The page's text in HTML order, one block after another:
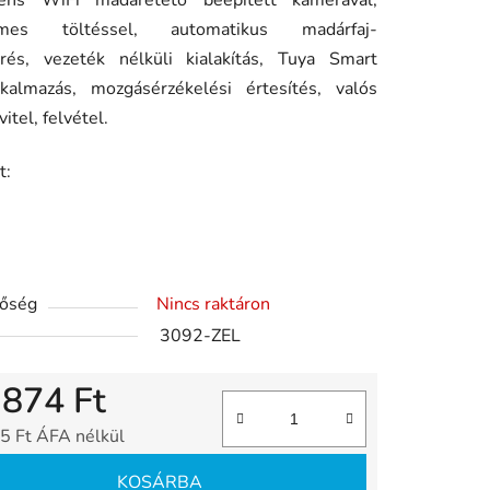
töltéssel, automatikus madárfaj-
vezeték nélküli kialakítás, Tuya Smart
mozgásérzékelési értesítés, valós
felvétel.
Nincs raktáron
3092-ZEL
Ft
Ft ÁFA nélkül
KOSÁRBA